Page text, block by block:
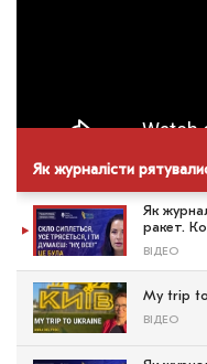
Як
ракет.
ВІДЕО
My trip to
ВІДЕО